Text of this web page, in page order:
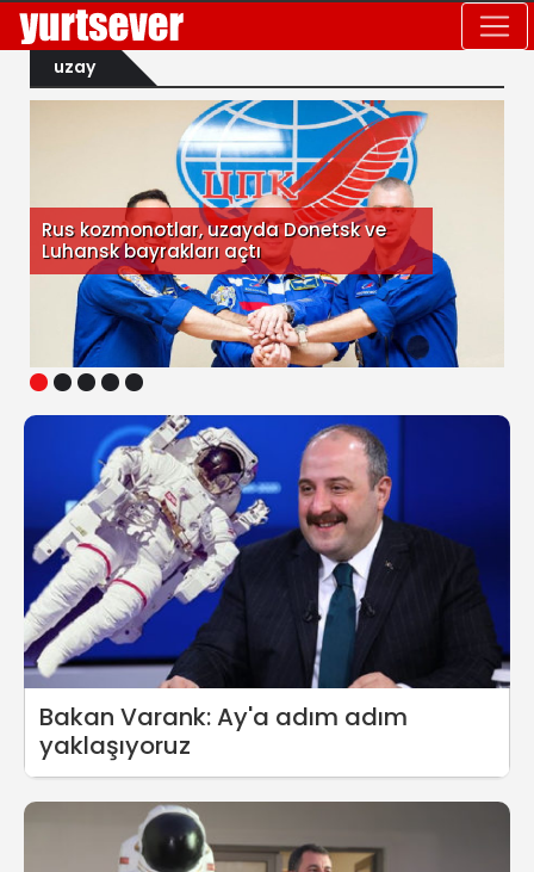
uzay
1 2 3 4 5
Rus kozmonotlar, uzayda Donetsk ve
Luhansk bayrakları açtı
Bakan Varank: Ay'a adım adım
yaklaşıyoruz